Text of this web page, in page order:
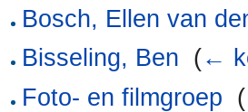
Bosch, Ellen van
Bisseling, Ben (←
Foto- en filmgroep (